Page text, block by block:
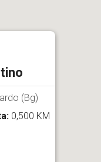
(Bg)
0,500 KM